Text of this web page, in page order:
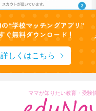
詳しくはこちら
ママが知りたい教育・受験